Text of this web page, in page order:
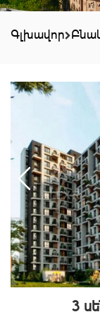
Գլխավոր
3